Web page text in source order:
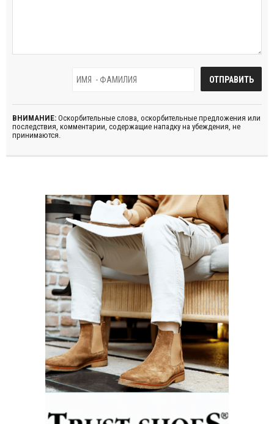
ВНИМАНИЕ: Оскорбительные слова, оскорбительные предложения или
последствия, комментарии, содержащие нападку на убеждения, не
принимаются.